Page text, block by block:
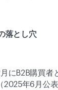
落とし穴
にB2B購買者
2025年6月公